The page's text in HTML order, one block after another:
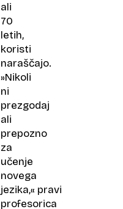
ali
70
letih,
koristi
naraščajo.
»Nikoli
ni
prezgodaj
ali
prepozno
za
učenje
novega
jezika,« pravi
profesorica